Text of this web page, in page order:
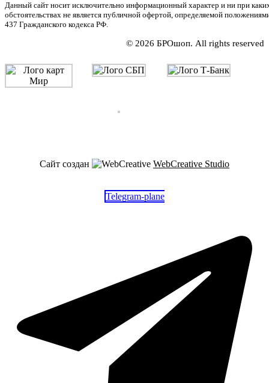
Данный сайт носит исключительно информационный характер и ни при
обстоятельствах не является публичной офертой, определяемой
437 Гражданского кодекса РФ.
© 2026 БРОшоп. All rights reserved
Сайт создан WebCreative Studio
Telegram-plane